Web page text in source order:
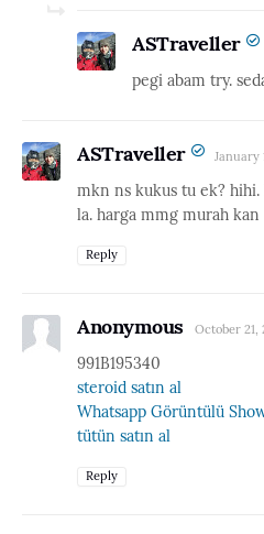
ASTraveller
pegi abam try.
ASTraveller January
mkn ns kukus tu ek?
la. harga mmg murah kan
Reply
Anonymous October 21,
991B195340
steroid satın al
Whatsapp Görüntülü
tütün satın al
Reply